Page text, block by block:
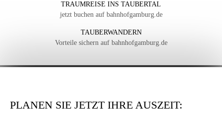
TRAUMREISE INS TAUBERTAL
jetzt buchen auf bahnhofgamburg.de
TAUBERWANDERN
Vorteile sichern auf bahnhofgamburg.de
PLANEN SIE JETZT IHRE AUSZEIT: